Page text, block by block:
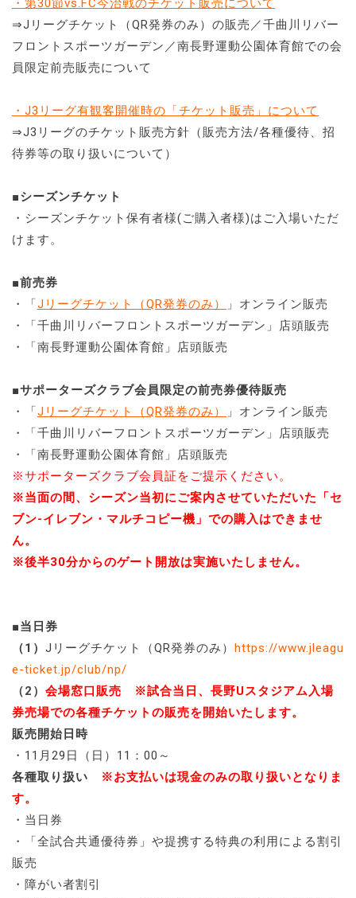
・第30節vs.FC今治戦のチケット販売について
⇒Jリーグチケット（QR発券のみ）の販売／千曲川リバー
フロントスポーツガーデン／南長野運動公園体育館での会
員限定前売販売について
・J3リーグ有観客開催時の「チケット販売」について
⇒J3リーグのチケット販売方針（販売方法/各種優待、招
待券等の取り扱いについて）
■シーズンチケット
・シーズンチケット保有者様(ご購入者様)はご入場いただ
けます。
■前売券
・「 Jリーグチケット （QR発券のみ）
」オンライン販売
・「千曲川リバーフロントスポーツガーデン」店頭販売
・「南長野運動公園体育館」店頭販売
■サポーターズクラブ会員限定の前売券優待販売
・「 Jリーグチケット （QR発券のみ）
」オンライン販売
・「千曲川リバーフロントスポーツガーデン」店頭販売
・「南長野運動公園体育館」店頭販売
※サポーターズクラブ会員証をご提示ください。
※当面の間、シーズン当初にご案内させていただいた「セ
ブン-イレブン・マルチコピー機」での購入はできませ
ん。
※後半30分からのゲート開放は実施いたしません。
■当日券
（1） Jリーグチケット（QR発券のみ）
https://www.jleagu
e-ticket.jp/club/np/
（2） 会場窓口販売 ※試合当日、長野Uスタジアム入場
券売場での各種チケットの販売を開始いたします。
販売開始日時
・11月29日（日）11：00～
各種取り扱い
※お支払いは現金のみの取り扱いとなりま
す。
・当日券
・「全試合共通優待券」や提携する特典の利用による割引
販売
・障がい者割引